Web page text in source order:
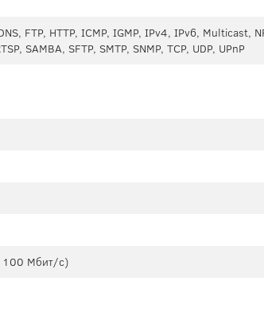
FTP, HTTP, ICMP, IGMP, IPv4, IPv6, Multicast,
SAMBA, SFTP, SMTP, SNMP, TCP, UDP, UPnP
100 Мбит/с)